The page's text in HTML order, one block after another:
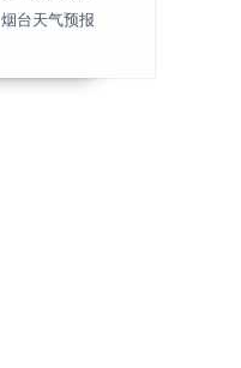
烟台天气预报